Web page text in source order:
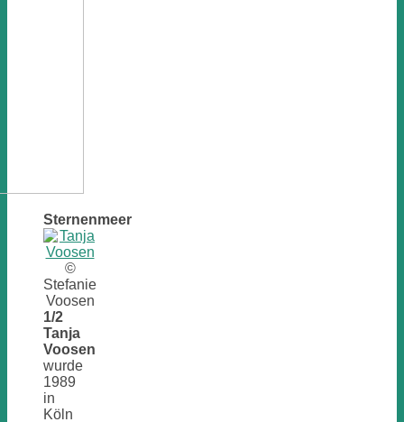
Sternenmeer
©
Stefanie
Voosen
1/2
Tanja
Voosen
wurde
1989
in
Köln